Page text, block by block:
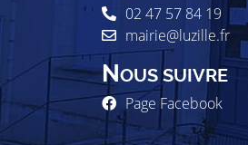
02 47 57 84 19
mairie@luzille.fr
NOUS SUIVRE
Page Facebook